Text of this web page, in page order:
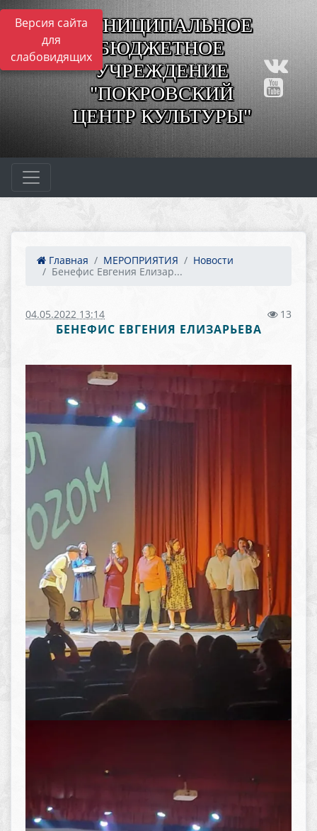
Версия сайта
для
слабовидящих
МУНИЦИПАЛЬНОЕ
БЮДЖЕТНОЕ
УЧРЕЖДЕНИЕ
"ПОКРОВСКИЙ
ЦЕНТР КУЛЬТУРЫ"
Главная МЕРОПРИЯТИЯ
Новости
Бенефис Евгения Елизар...
04.05.2022 13:14 13
БЕНЕФИС ЕВГЕНИЯ ЕЛИЗАРЬЕВА